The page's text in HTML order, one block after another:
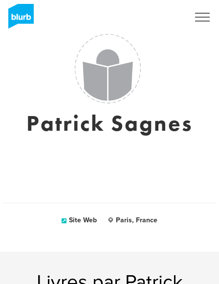
Patrick Sagnes
Site Web Paris, France